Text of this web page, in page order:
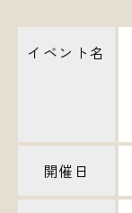
イベント名
開催日